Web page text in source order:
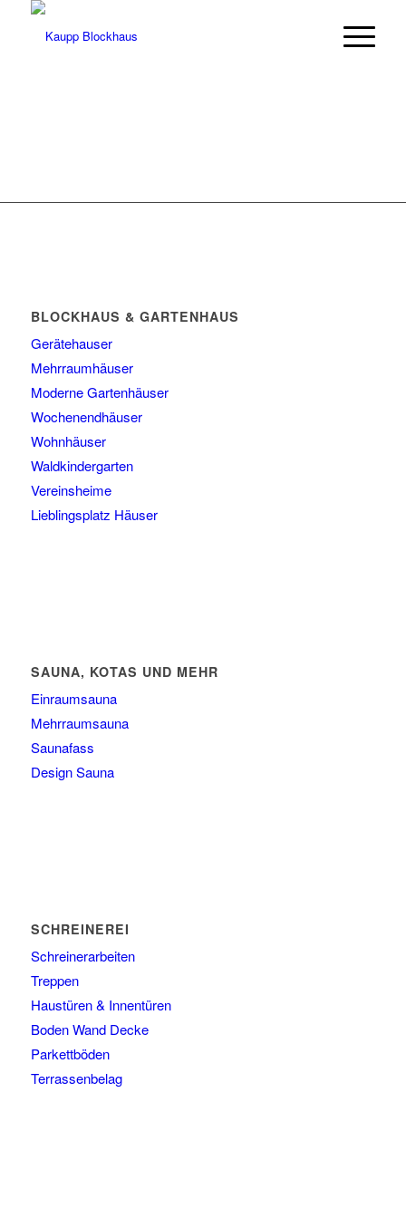
BLOCKHAUS & GARTENHAUS
Gerätehauser
Mehrraumhäuser
Moderne Gartenhäuser
Wochenendhäuser
Wohnhäuser
Waldkindergarten
Vereinsheime
Lieblingsplatz Häuser
SAUNA, KOTAS UND MEHR
Einraumsauna
Mehrraumsauna
Saunafass
Design Sauna
SCHREINEREI
Schreinerarbeiten
Treppen
Haustüren & Innentüren
Boden Wand Decke
Parkettböden
Terrassenbelag